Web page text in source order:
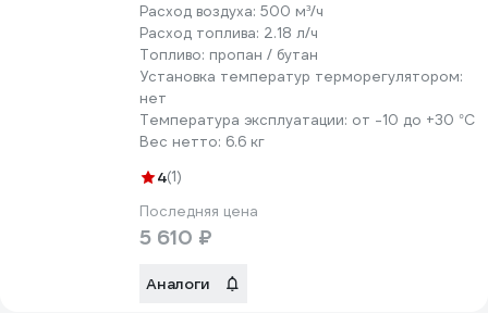
Расход воздуха: 500 м³/ч
Расход топлива: 2.18 л/ч
Топливо: пропан / бутан
Установка температур терморегулятором:
нет
Температура эксплуатации: от -10 до +30 °С
Вес нетто: 6.6 кг
4(1)
Последняя цена
5 610 ₽
Аналоги